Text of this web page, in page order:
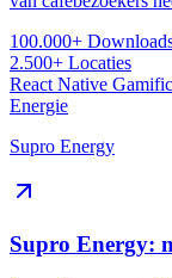
100.000+
2.500+ Locaties
React Native
Energie
Supro Energy
Supro Energy: